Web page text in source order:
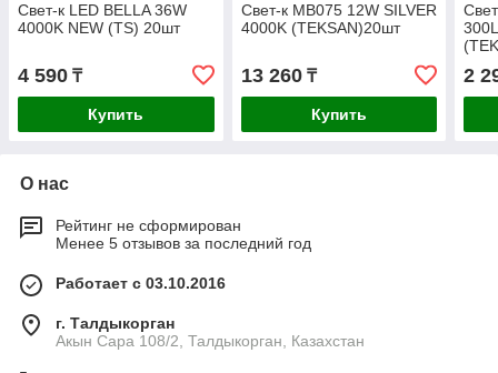
Свет-к LED BELLA 36W
4000K NEW (TS) 20шт
4 590 ₸
Купить
Свет-к MB075 12W SILVER
4000K (TEKSAN)20шт
13 260₸
Купить
2
О нас
Рейтинг не сформирован
Менее 5 отзывов за последний год
Работает с 03.10.2016
г. Талдыкорган
Акын Сара 108/2, Талдыкорган, Казахстан